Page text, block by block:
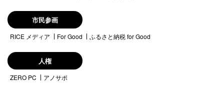
市民参画
RICE メディア For Good ふるさと納税 for Good
人権
ZERO PC アノサポ